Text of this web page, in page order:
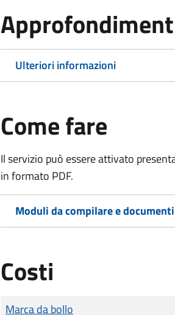
Ulteriori informazioni
Come fare
Il servizio può essere attivato
in formato PDF.
Moduli da compilare e
Costi
Tipo di pagamento
Importo
Marca da bollo